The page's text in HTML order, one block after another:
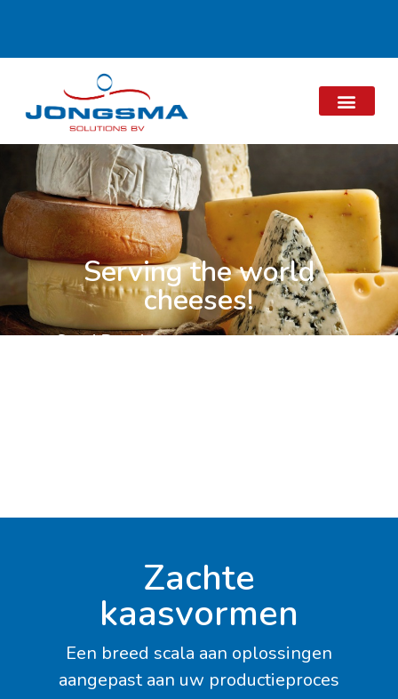
Serving the world
cheeses!
Servi Doryl ontwerpt en produceert
Zachte
kaasvormen
Een breed scala aan oplossingen
aangepast aan uw productieproces